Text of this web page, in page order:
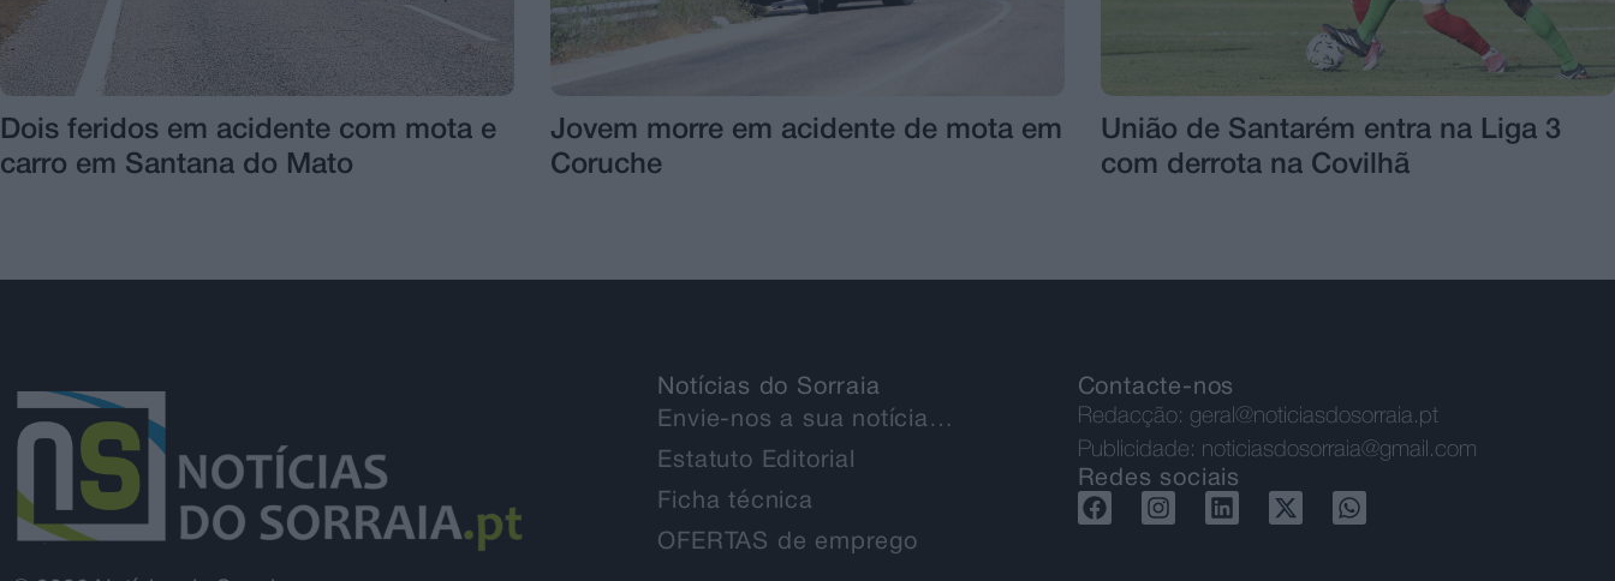
Dois feridos em acidente com mota e
carro em Santana do Mato
Jovem morre em acidente de mota em
Coruche
União de Santarém entra na Liga 3
com derrota na Covilhã
Notícias do Sorraia
Envie-nos a sua notícia…
Estatuto Editorial
Ficha técnica
OFERTAS de emprego
Contacte-nos
Redacção: geral@noticiasdosorraia.pt
Publicidade: noticiasdosorraia@gmail.com
Redes sociais